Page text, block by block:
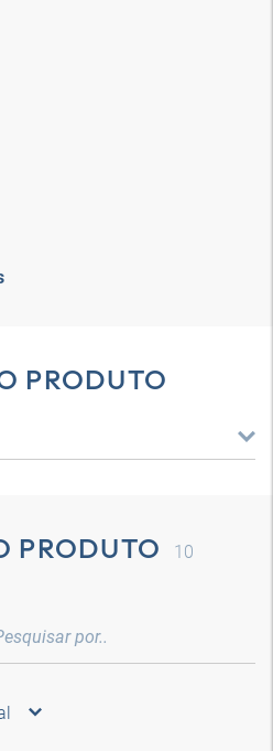
PRODUTO
PRODUTO
10